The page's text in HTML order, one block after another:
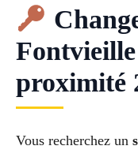
proximité
Vous recherchez un